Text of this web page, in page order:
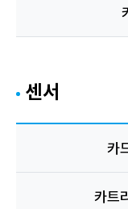
센서
카
카트